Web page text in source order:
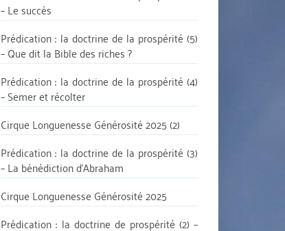
– Le succès
Prédication : la doctrine de la prospérité (5)
– Que dit la Bible des riches ?
Prédication : la doctrine de la prospérité (4)
– Semer et récolter
Cirque Longuenesse Générosité 2025 (2)
Prédication : la doctrine de la prospérité (3)
– La bénédiction d’Abraham
Cirque Longuenesse Générosité 2025
Prédication : la doctrine de prospérité (2) –